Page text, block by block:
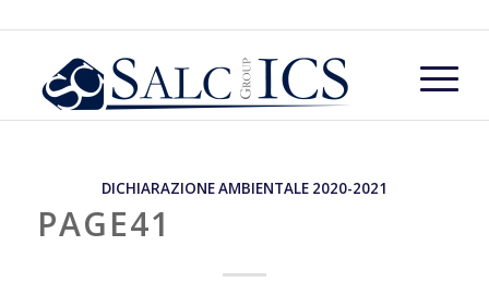
DICHIARAZIONE AMBIENTALE 2020-2021
PAGE41